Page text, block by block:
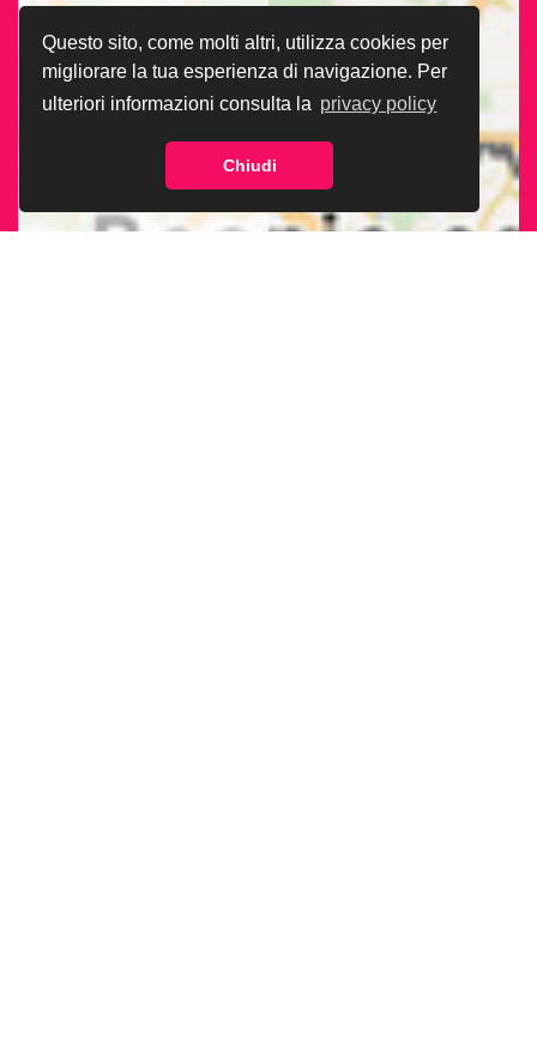
Questo sito, come molti altri, utilizza cookies per
migliorare la tua esperienza di navigazione. Per
ulteriori informazioni consulta la privacy policy
Chiudi